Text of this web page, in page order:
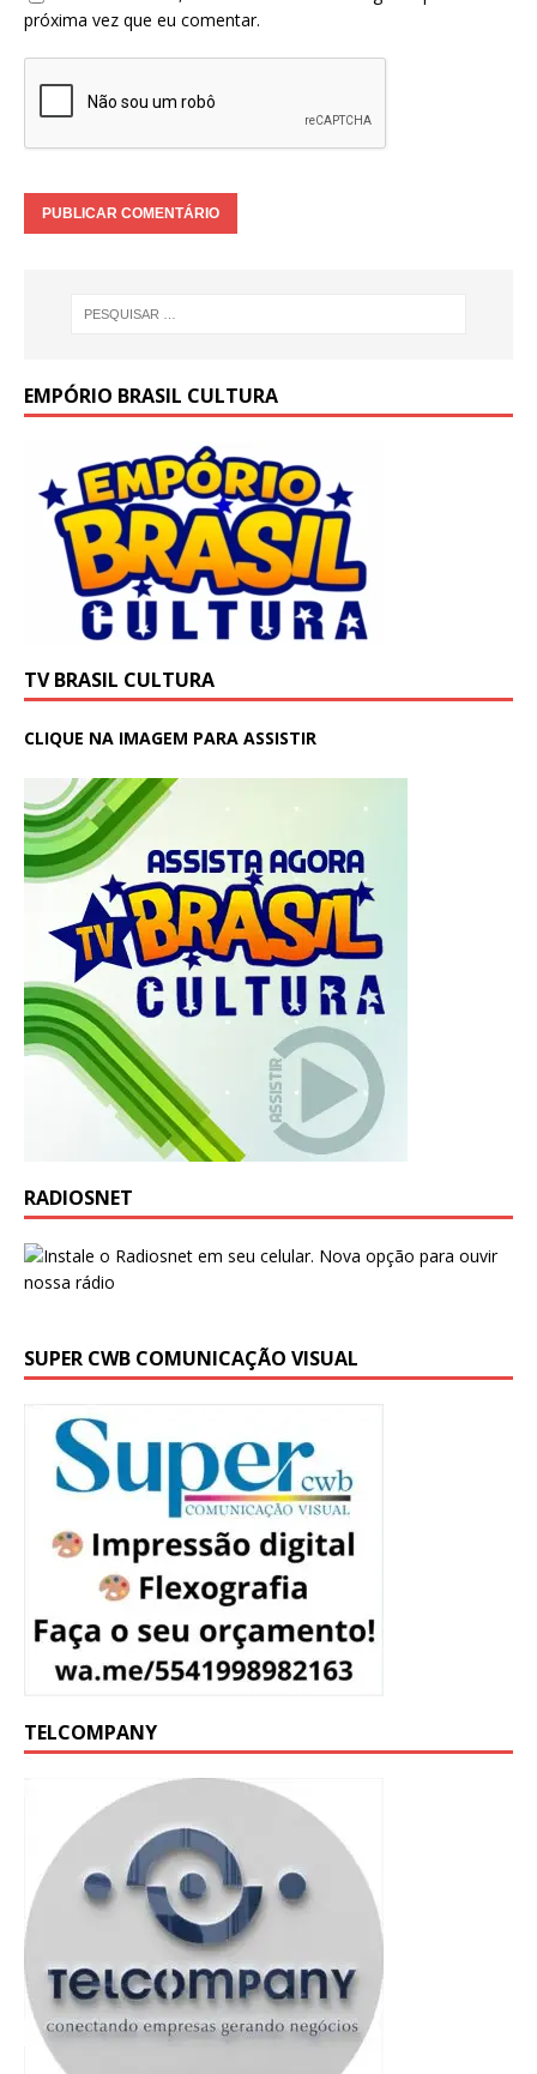
próxima vez que eu comentar.
EMPÓRIO BRASIL CULTURA
TV BRASIL CULTURA
CLIQUE NA IMAGEM PARA ASSISTIR
RADIOSNET
SUPER CWB COMUNICAÇÃO VISUAL
TELCOMPANY